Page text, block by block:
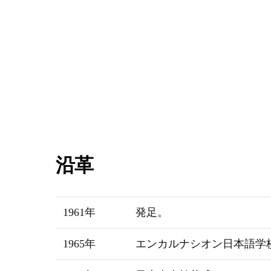
沿革
1961年 発足。
1965年 エンカルナシオン日本語学